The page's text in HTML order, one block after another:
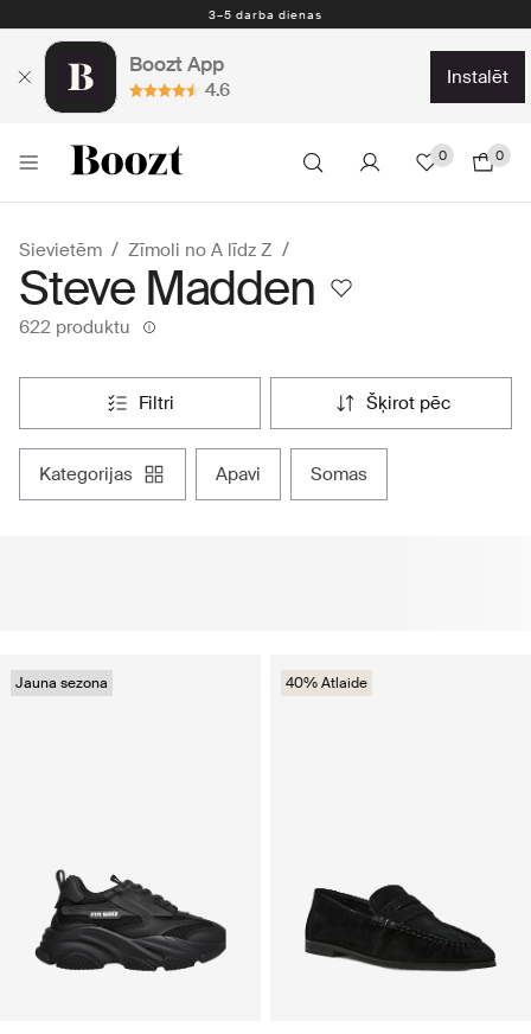
Nemokamas prekių grąžinimas per 30 dienų
Boozt App
4.6
instalēt
0 0
Sievietēm Zīmoli no A līdz Z
Steve Madden
622 produktu
filtri šķirot pēc
kategorijas apavi somas
Jauna sezona 40% Atlaide